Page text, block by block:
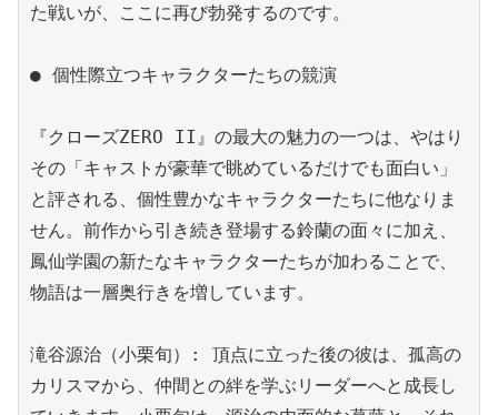
た戦いが、ここに再び勃発するのです。
● 個性際立つキャラクターたちの競演
『クローズZERO II』の最大の魅力の一つは、やはり
その「キャストが豪華で眺めているだけでも面白い」
と評される、個性豊かなキャラクターたちに他なりま
せん。前作から引き続き登場する鈴蘭の面々に加え、
鳳仙学園の新たなキャラクターたちが加わることで、
物語は一層奥行きを増しています。
滝谷源治（小栗旬）: 頂点に立った後の彼は、孤高の
カリスマから、仲間との絆を学ぶリーダーへと成長し